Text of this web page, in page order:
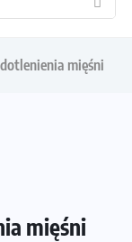
mięśni
mięśni